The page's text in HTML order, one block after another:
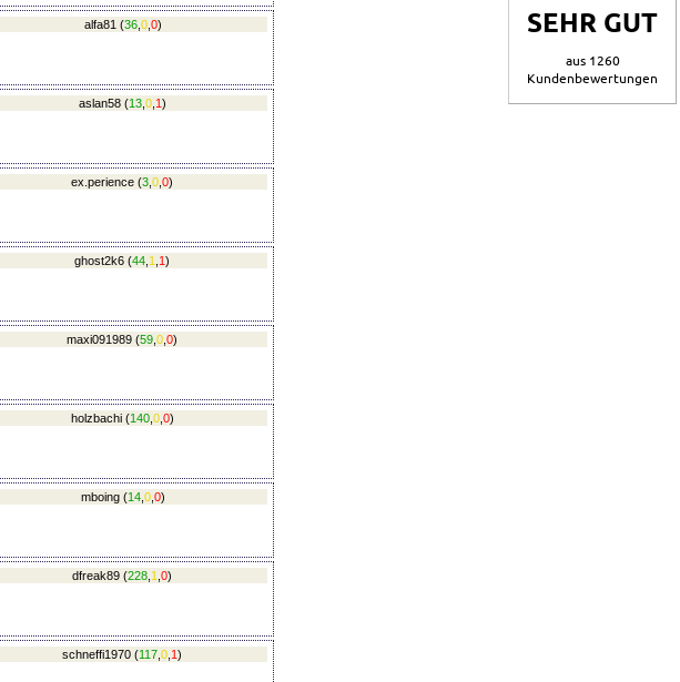
alfa81 (36, 0, 0)
aslan58 (13 0 1)
ex.perience (3 0 0)
ghost2k6 (44 1 1)
maxi091989 (59 0 0)
holzbachi (140, 0, 0)
mboing (14, 0, 0)
dfreak89 (228 1 0)
schneffi1970 (117 0 1)
SEHR GUT
aus 1260
Kundenbewertungen